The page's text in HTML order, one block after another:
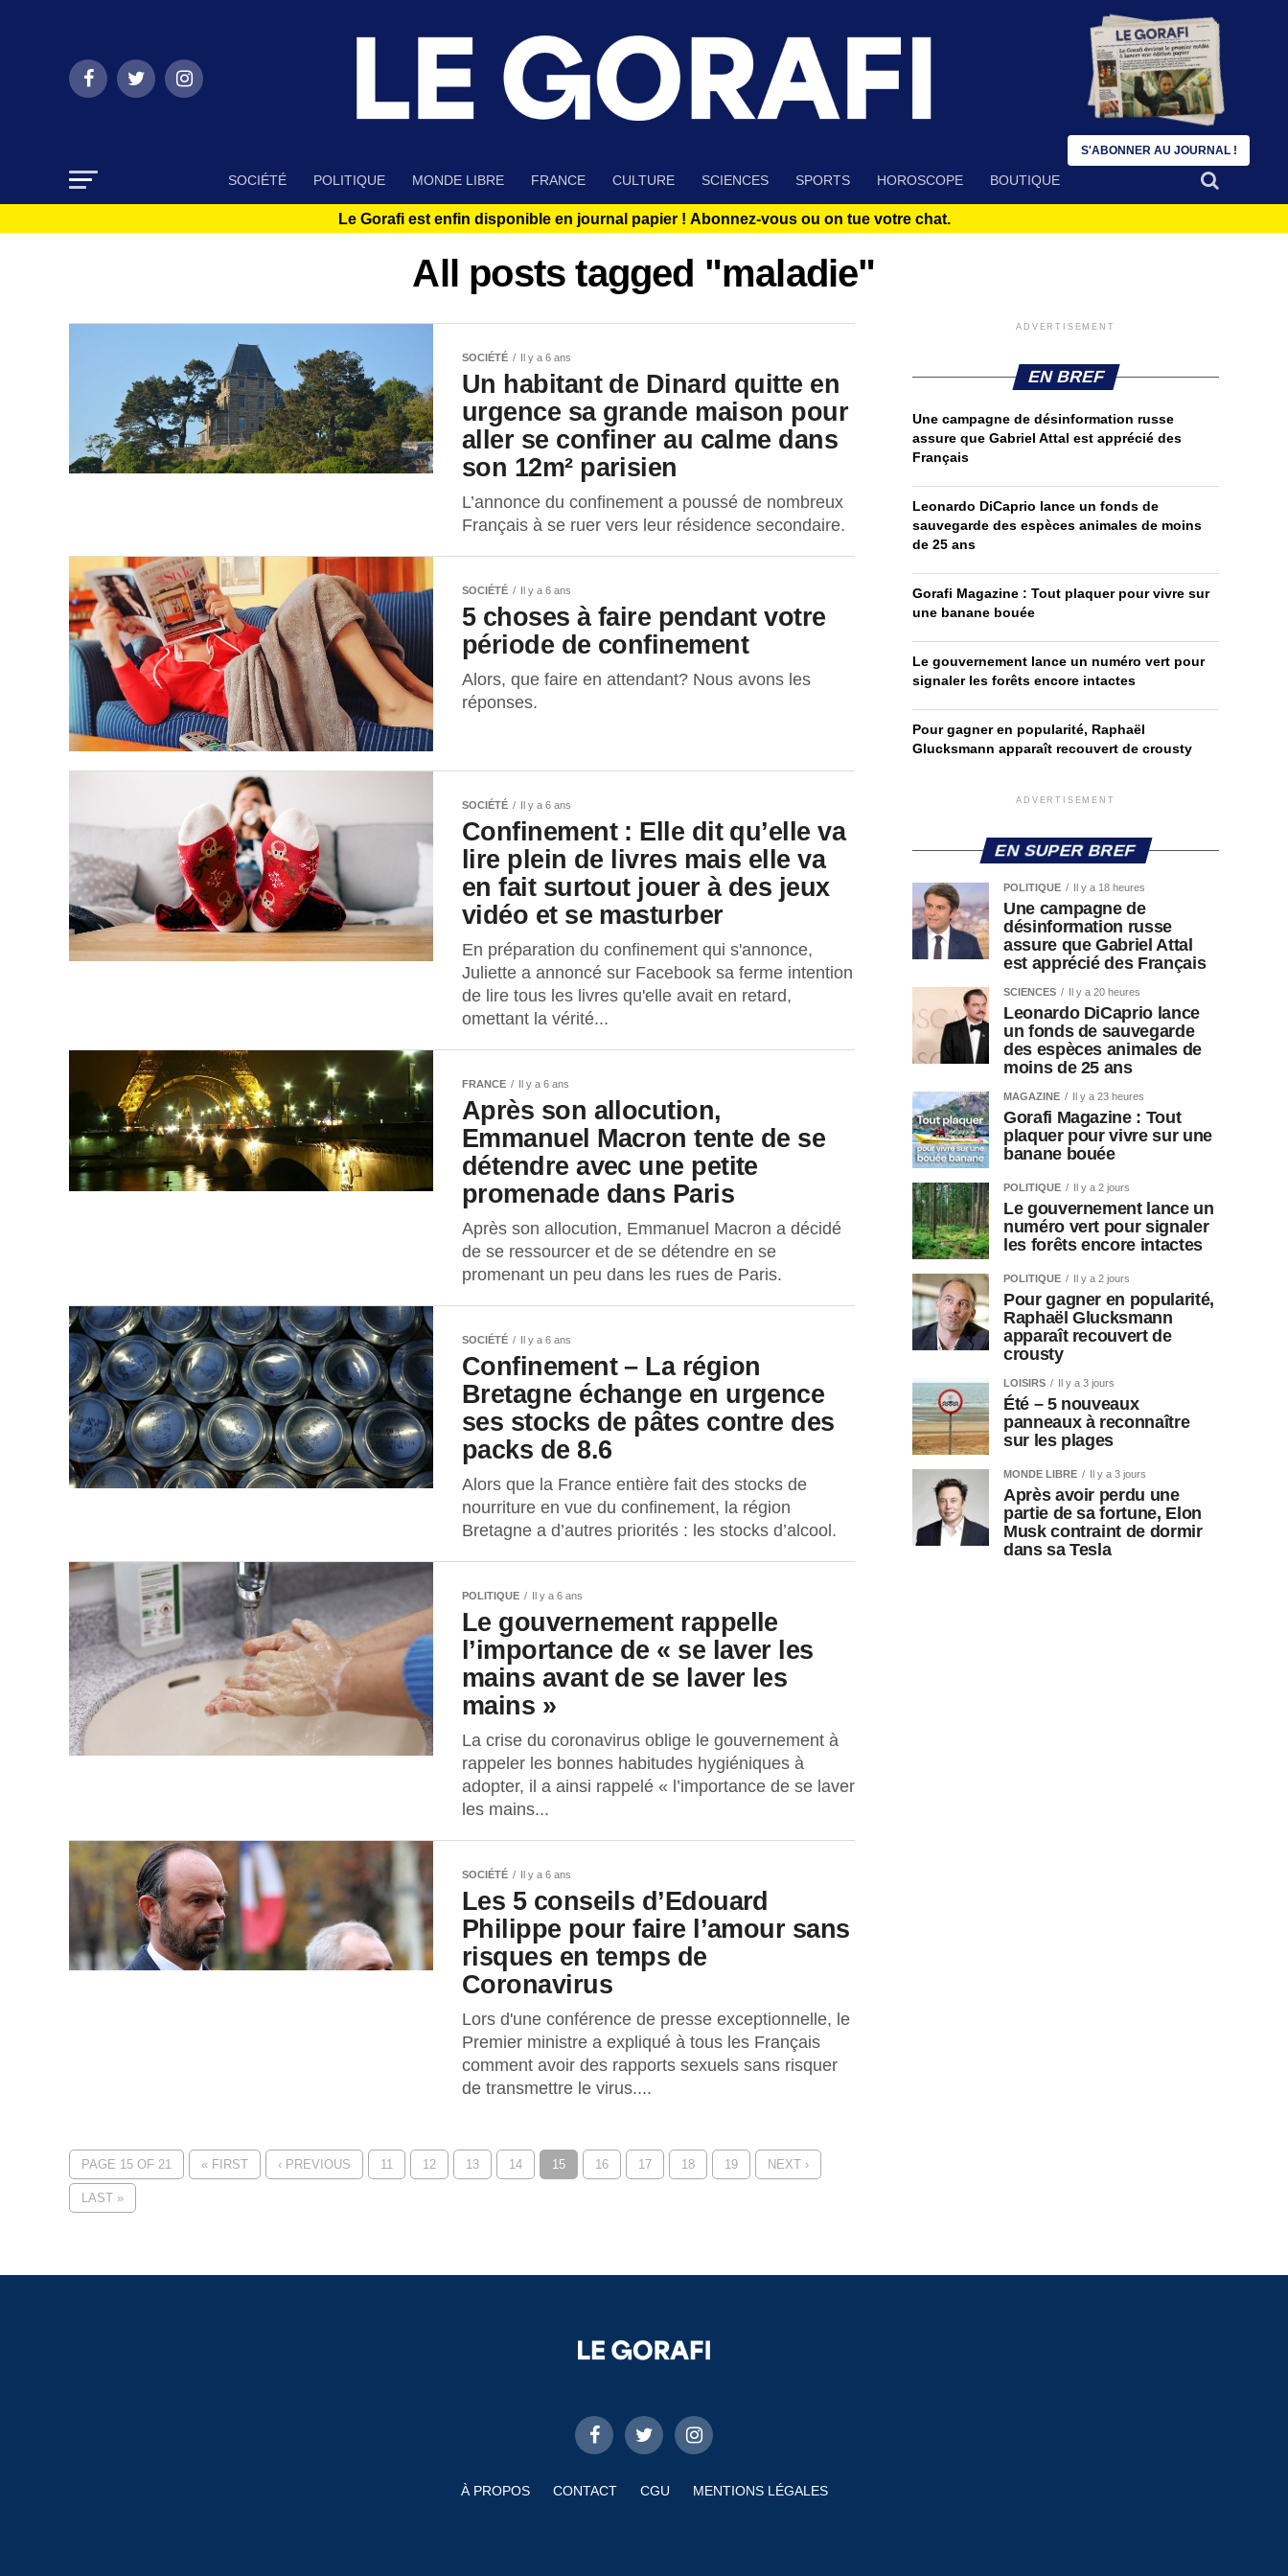
SOCIÉTÉ POLITIQUE MONDE LIBRE FRANCE CULTURE SCIENCES SPORTS HOROSCOPE BOUTIQUE
Le Gorafi est enfin disponible en journal papier ! Abonnez-vous ou on tue votre chat.
All posts tagged "maladie"
SOCIÉTÉ Il y a 6 ans
Un habitant de Dinard quitte en
urgence sa grande maison pour
aller se confiner au calme dans
son 12m² parisien
L’annonce du confinement a poussé de nombreux
Français à se ruer vers leur résidence secondaire.
SOCIÉTÉ Il y a 6 ans
5 choses à faire pendant votre
période de confinement
Alors, que faire en attendant? Nous avons les
réponses.
SOCIÉTÉ Il y a 6 ans
Confinement : Elle dit qu’elle va
lire plein de livres mais elle va
en fait surtout jouer à des jeux
vidéo et se masturber
En préparation du confinement qui s'annonce,
Juliette a annoncé sur Facebook sa ferme intention
de lire tous les livres qu'elle avait en retard,
omettant la vérité...
FRANCE Il y a 6 ans
Après son allocution,
Emmanuel Macron tente de se
détendre avec une petite
promenade dans Paris
Après son allocution, Emmanuel Macron a décidé
de se ressourcer et de se détendre en se
promenant un peu dans les rues de Paris.
SOCIÉTÉ Il y a 6 ans
Confinement – La région
Bretagne échange en urgence
ses stocks de pâtes contre des
packs de 8.6
Alors que la France entière fait des stocks de
nourriture en vue du confinement, la région
Bretagne a d’autres priorités : les stocks d’alcool.
POLITIQUE Il y a 6 ans
Le gouvernement rappelle
l’importance de « se laver les
mains avant de se laver les
mains »
La crise du coronavirus oblige le gouvernement à
rappeler les bonnes habitudes hygiéniques à
adopter, il a ainsi rappelé « l’importance de se laver
les mains...
SOCIÉTÉ Il y a 6 ans
Les 5 conseils d’Edouard
Philippe pour faire l’amour sans
risques en temps de
Coronavirus
Lors d'une conférence de presse exceptionnelle, le
Premier ministre a expliqué à tous les Français
comment avoir des rapports sexuels sans risquer
de transmettre le virus....
PAGE 15 OF 21 « FIRST ‹ PREVIOUS 11 12 13 14 15 16 17 18 19 NEXT ›
LAST »
ADVERTISEMENT
EN BREF
Une campagne de désinformation russe
assure que Gabriel Attal est apprécié des
Français
Leonardo DiCaprio lance un fonds de
sauvegarde des espèces animales de moins
de 25 ans
Gorafi Magazine : Tout plaquer pour vivre sur
une banane bouée
Le gouvernement lance un numéro vert pour
signaler les forêts encore intactes
Pour gagner en popularité, Raphaël
Glucksmann apparaît recouvert de crousty
ADVERTISEMENT
EN SUPER BREF
POLITIQUE Il y a 18 heures
Une campagne de
désinformation russe
assure que Gabriel Attal
est apprécié des Français
SCIENCES Il y a 20 heures
Leonardo DiCaprio lance
un fonds de sauvegarde
des espèces animales de
moins de 25 ans
MAGAZINE Il y a 23 heures
Gorafi Magazine : Tout
plaquer pour vivre sur une
banane bouée
POLITIQUE Il y a 2 jours
Le gouvernement lance un
numéro vert pour signaler
les forêts encore intactes
POLITIQUE Il y a 2 jours
Pour gagner en popularité,
Raphaël Glucksmann
apparaît recouvert de
crousty
LOISIRS Il y a 3 jours
Été – 5 nouveaux
panneaux à reconnaître
sur les plages
MONDE LIBRE Il y a 3 jours
Après avoir perdu une
partie de sa fortune, Elon
Musk contraint de dormir
dans sa Tesla
À PROPOS CONTACT CGU MENTIONS LÉGALES
S'ABONNER AU JOURNAL !